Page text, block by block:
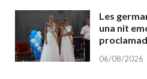
Les
una nit
06/08/2026